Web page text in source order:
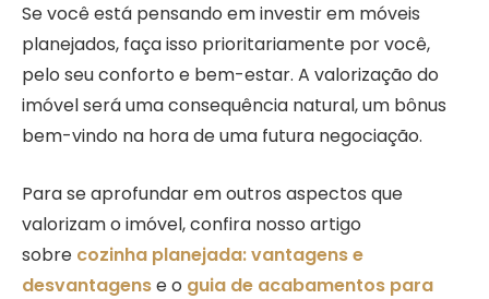
Se você está pensando em investir em móveis
planejados, faça isso prioritariamente por você,
pelo seu conforto e bem-estar. A valorização do
imóvel será uma consequência natural, um bônus
bem-vindo na hora de uma futura negociação.
Para se aprofundar em outros aspectos que
valorizam o imóvel, confira nosso artigo
sobre cozinha planejada: vantagens e
desvantagense o guia de acabamentos para